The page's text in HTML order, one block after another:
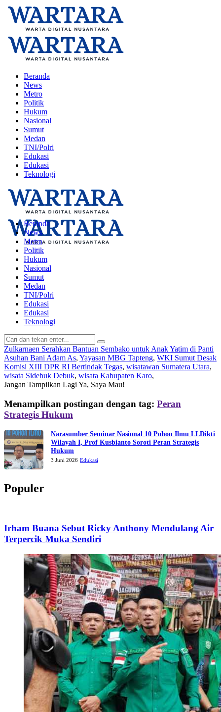
Beranda
News
Metro
Politik
Hukum
Nasional
Sumut
Medan
TNI/Polri
Edukasi
Edukasi
Teknologi
Beranda
News
Metro
Politik
Hukum
Nasional
Sumut
Medan
TNI/Polri
Edukasi
Edukasi
Teknologi
Zulkarnaen Serahkan Bantuan Sembako untuk Anak Yatim di Panti
Asuhan Bani Adam As, Yayasan MBG Tapteng, WKI Sumut Desak
Komisi XIII DPR RI Bertindak Tegas, wisatawan Sumatera Utara,
wisata Sidebuk Debuk, wisata Kabupaten Karo,
Jangan Tampilkan LagiYa, Saya Mau!
Menampilkan postingan dengan tag: Peran
Strategis Hukum
Narasumber Seminar Nasional 10 Pohon Ilmu LLDikti
Wilayah I, Prof Kusbianto Soroti Peran Strategis
Hukum
3 Juni 2026 Edukasi
Populer
Irham Buana Sebut Ricky Anthony Mendulang Air
Terpercik Muka Sendiri